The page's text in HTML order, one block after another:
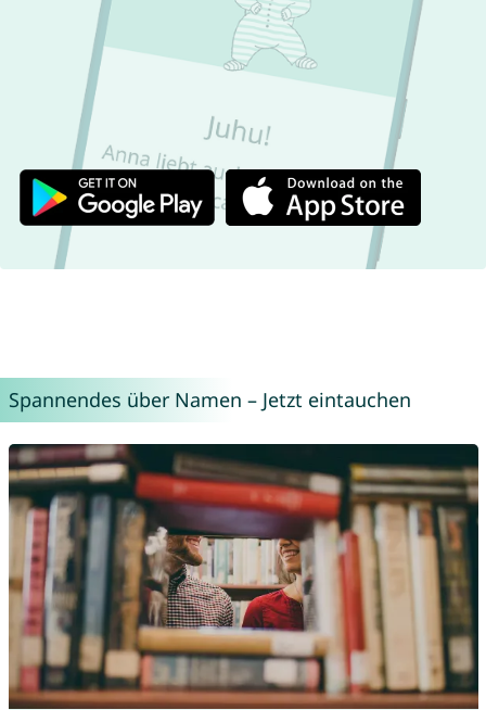
Spannendes über Namen – Jetzt eintauchen